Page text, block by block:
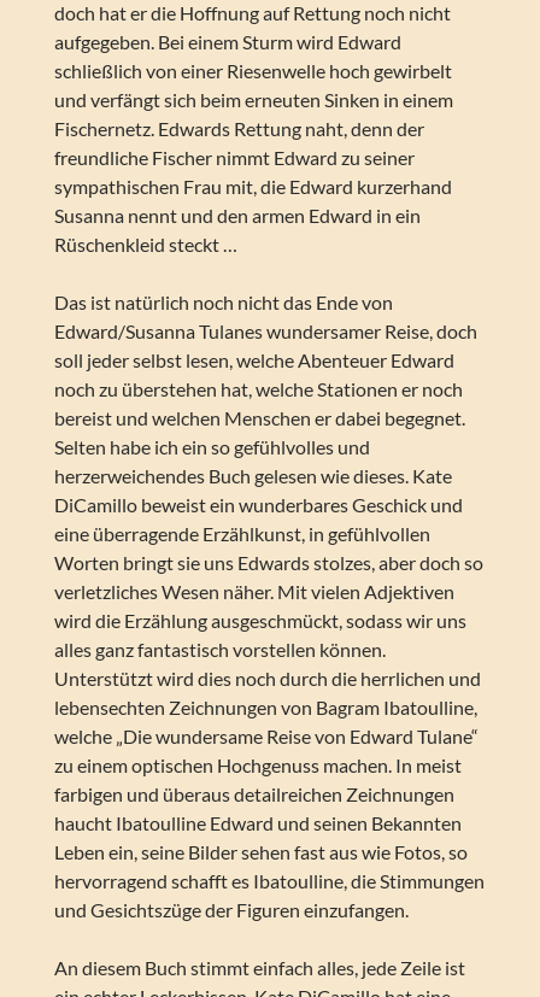
doch hat er die Hoffnung auf Rettung noch nicht
aufgegeben. Bei einem Sturm wird Edward
schließlich von einer Riesenwelle hoch gewirbelt
und verfängt sich beim erneuten Sinken in einem
Fischernetz. Edwards Rettung naht, denn der
freundliche Fischer nimmt Edward zu seiner
sympathischen Frau mit, die Edward kurzerhand
Susanna nennt und den armen Edward in ein
Rüschenkleid steckt …
Das ist natürlich noch nicht das Ende von
Edward/Susanna Tulanes wundersamer Reise, doch
soll jeder selbst lesen, welche Abenteuer Edward
noch zu überstehen hat, welche Stationen er noch
bereist und welchen Menschen er dabei begegnet.
Selten habe ich ein so gefühlvolles und
herzerweichendes Buch gelesen wie dieses. Kate
DiCamillo beweist ein wunderbares Geschick und
eine überragende Erzählkunst, in gefühlvollen
Worten bringt sie uns Edwards stolzes, aber doch so
verletzliches Wesen näher. Mit vielen Adjektiven
wird die Erzählung ausgeschmückt, sodass wir uns
alles ganz fantastisch vorstellen können.
Unterstützt wird dies noch durch die herrlichen und
lebensechten Zeichnungen von Bagram Ibatoulline,
welche „Die wundersame Reise von Edward Tulane“
zu einem optischen Hochgenuss machen. In meist
farbigen und überaus detailreichen Zeichnungen
haucht Ibatoulline Edward und seinen Bekannten
Leben ein, seine Bilder sehen fast aus wie Fotos, so
hervorragend schafft es Ibatoulline, die Stimmungen
und Gesichtszüge der Figuren einzufangen.
An diesem Buch stimmt einfach alles, jede Zeile ist